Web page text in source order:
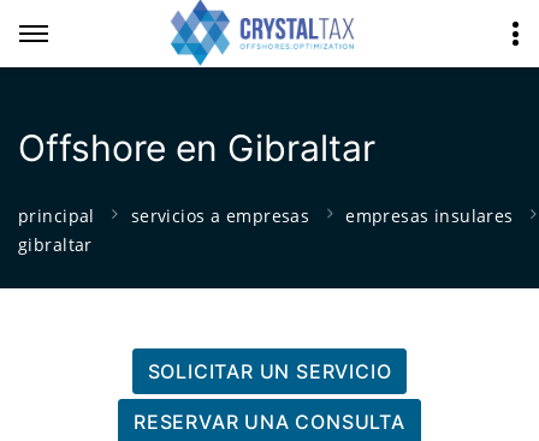
Offshore en Gibraltar
principal servicios a empresas
empresas insulares
gibraltar
SOLICITAR UN SERVICIO
RESERVAR UNA CONSULTA